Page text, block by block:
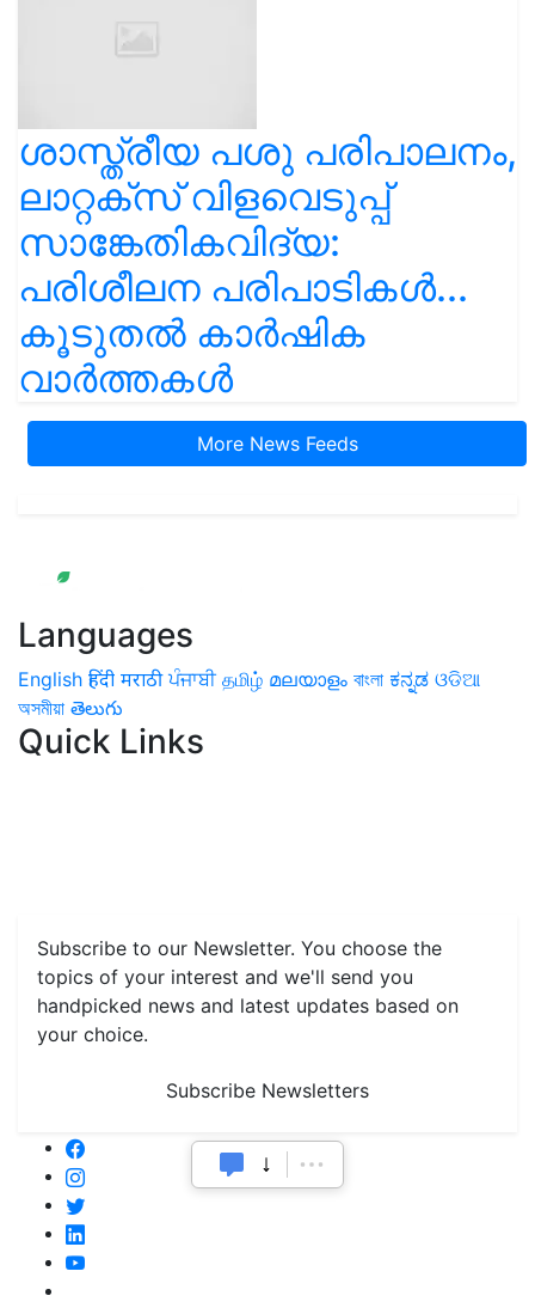
ശാസ്ത്രീയ പശു പരിപാലനം,
ലാറ്റക്സ് വിളവെടുപ്പ്
സാങ്കേതികവിദ്യ:
പരിശീലന പരിപാടികൾ...
കൂടുതൽ കാർഷിക
വാർത്തകൾ
More News Feeds
Languages
English हिंदी मराठी ਪੰਜਾਬੀ தமிழ் മലയാളം বাংলা ಕನ್ನಡ ଓଡିଆ
অসমীয়া తెలుగు
Quick Links
Subscribe to our Newsletter. You choose the
topics of your interest and we'll send you
handpicked news and latest updates based on
your choice.
Subscribe Newsletters